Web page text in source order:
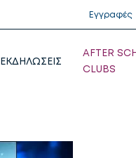
Εγγραφές
ΕΚΔΗΛΩΣΕΙΣ
AFTER
CLUBS